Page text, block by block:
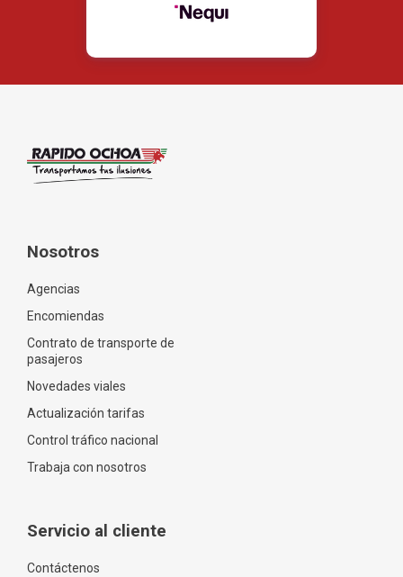
Nosotros
Agencias
Encomiendas
Contrato de transporte de
pasajeros
Novedades viales
Actualización tarifas
Control tráfico nacional
Trabaja con nosotros
Servicio al cliente
Contáctenos